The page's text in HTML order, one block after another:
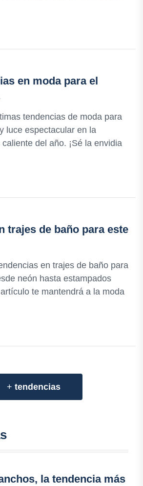
en moda para el
tendencias de moda para
luce espectacular en la
del año. ¡Sé la envidia
trajes de baño para este
en trajes de baño para
neón hasta estampados
te mantendrá a la moda
+ tendencias
la tendencia más